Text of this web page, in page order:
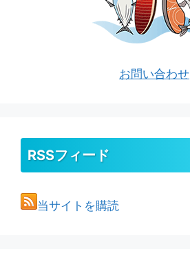
お問い合わせ
RSSフィード
当サイトを購読